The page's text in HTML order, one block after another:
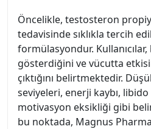
Öncelikle, testosteron
tedavisinde sıklıkla tercih
formülasyondur.
gösterdiğini ve vücutta
çıktığını belirtmektedir.
seviyeleri, enerji kaybı,
motivasyon eksikliği gibi
bu noktada, Magnus